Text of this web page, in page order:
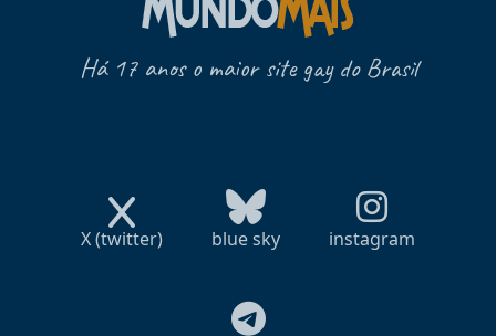
Há 17 anos o maior site gay do Brasil
X (twitter) blue sky instagram